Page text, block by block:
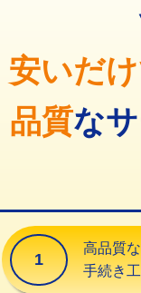
モルタル補修（厚
追加人工
廃棄・処分
止水・漏水調査・
止水・漏水調査・
止水・漏水調査・
交換・取付（タン
交換・取付(単水栓
式）)
安いだ
品質な
1
高品質
手続き